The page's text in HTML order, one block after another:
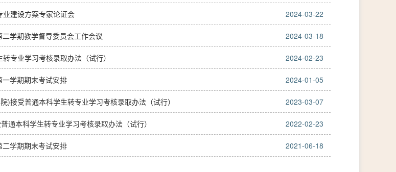
建设方案专家论证会 2024-03-22
学期教学督导委员会工作会议 2024-03-18
专业学习考核录取办法（试行） 2024-02-23
学期期末考试安排 2024-01-05
)接受普通本科学生转专业学习考核录取办法（试行） 2023-03-07
通本科学生转专业学习考核录取办法（试行） 2022-02-23
学期期末考试安排 2021-06-18